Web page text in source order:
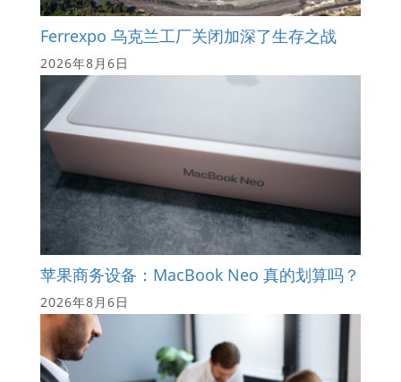
Ferrexpo 乌克兰工厂关闭加深了生存之战
2026年8月6日
苹果商务设备：MacBook Neo 真的划算吗？
2026年8月6日